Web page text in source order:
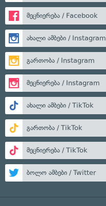
მეცნიერება / Facebook
ახალი ამბები / Instagram
გართობა / Instagram
მეცნიერება / Instagram
ახალი ამბები / TikTok
გართობა / TikTok
მეცნიერება / TikTok
ბოლო ამბები / Twitter